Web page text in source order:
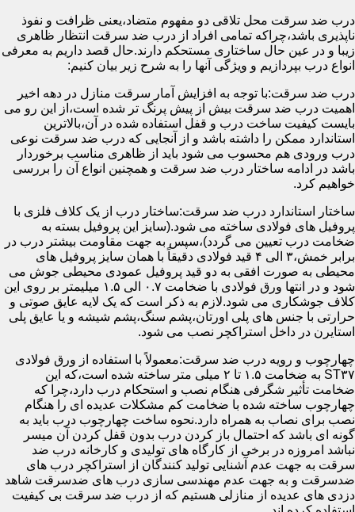
درب ضد سرقت محل تلاقی دو مفهوم متضاد،یعنی ظرافت و نفوذ
ناپذیری باشد،چراکه تمامی افراد از درب ضد سرقت انتظار ظاهری
زیبا و در عین حال ساختاری مستحکم دارند.حال قصد داریم به معرفی
انواع درب بپردازیم و ویژگی آنها را به شرح زیر بیان کنیم:
درب ضد سرقت:با توجه به افزایش آمار سرقت منازل در دهه اخیر
اهمیت درب ضد سرقت بیش از پیش پرنگ تر شده است،از این رو می
بایست کیفیت ساخت درب و قفل استفاده شده در آن،بالاترین
استاندارد ممکن را داشته باشد و از آنجایی که درب ضد سرقت نوعی
درب ورودی هم محسوب می شود باید از ظاهری مناسب برخوردار
باشد در ادامه ساختار درب ضد سرقت و همچنین انواع آن را بررسی
خواهیم کرد.
ساختار استاندارد درب ضد سرقت:ساختار درب از یک کلاف فلزی با
پروفیل های فولادی ساخته می شود.(سایز این پروفیل بسته به
ضخامت درب تعیین می گردد)،سپس به جهت مقاومت بیشتر درب در
برابر خمش،۳ الی ۴ قید فولادی دقیقاً با همان سایز پروفیل های
محیطی به صورت افقی به دو قید پروفیل عمودی محیطی جوش می
شود و در انتها ورق فولادی با ضخامت ۰.۷ الی ۱.۵ میلیمتر بر روی این
کلاف جوشکاری می شود.لازم به ذکر است که یک لایه عایق صوتی و
حرارتی با جنس های پلی اورتان،پشم سنگ،پشم شیشه و یا عایق پلی
استایرن در داخل استراکچر نصب می شود.
چهارچوب و رویه درب ضد سرقت:معمولاً با استفاده از ورق فولادی
ST۳۷ به ضخامت ۱.۵ تا ۲ میلی متر ساخته شده است،که این
ضخامت تأثیر شگرفی هنگام نصب و استحکام درب دارد،چرا که
چهارچوب ساخته شده با ضخامت کم مشکلات عدیده ای را هنگام
نصب برای نصاب به همراه دارد.نحوه ساخت چهارچوب درب باید به
گونه ای باشد که احتمال باز کردن درب بدون قفل کردن آن میسر
نباشد امروزه در برخی از کارگاه های تولیدی و کارخانه درب ضد
سرقت به جهت عدم آشنایی تولید کنندگان از استراکچر درب های
ضدسرقت و به جهت عدم مهندسی سازی درب های ضدسرقت شاهد
دزدی های عدیده از منازلی هستیم که از درب ضد سرقت بی کیفیت